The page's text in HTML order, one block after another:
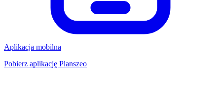
Aplikacja mobilna
Pobierz aplikację Planszeo